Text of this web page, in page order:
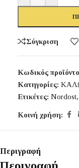
Σύγκριση
Κωδικός
Κατηγορίες:
Ετικέτες: Nordost,
Κοινή χρήση:
Περιγραφή